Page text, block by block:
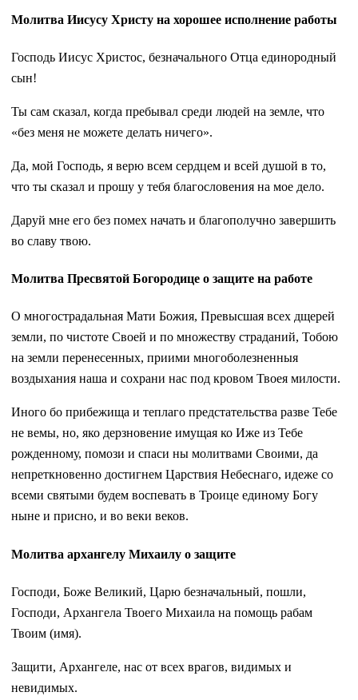
Молитва Иисусу Христу на хорошее исполнение работы
Господь Иисус Христос, безначального Отца единородный
сын!
Ты сам сказал, когда пребывал среди людей на земле, что
«без меня не можете делать ничего».
Да, мой Господь, я верю всем сердцем и всей душой в то,
что ты сказал и прошу у тебя благословения на мое дело.
Даруй мне его без помех начать и благополучно завершить
во славу твою.
Молитва Пресвятой Богородице о защите на работе
О многострадальная Мати Божия, Превысшая всех дщерей
земли, по чистоте Своей и по множеству страданий, Тобою
на земли перенесенных, приими многоболезненныя
воздыхания наша и сохрани нас под кровом Твоея милости.
Иного бо прибежища и теплаго предстательства разве Тебе
не вемы, но, яко дерзновение имущая ко Иже из Тебе
рожденному, помози и спаси ны молитвами Своими, да
непреткновенно достигнем Царствия Небеснаго, идеже со
всеми святыми будем воспевать в Троице единому Богу
ныне и присно, и во веки веков.
Молитва архангелу Михаилу о защите
Господи, Боже Великий, Царю безначальный, пошли,
Господи, Архангела Твоего Михаила на помощь рабам
Твоим (имя).
Защити, Архангеле, нас от всех врагов, видимых и
невидимых.